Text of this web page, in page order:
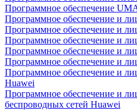
Программное обеспечение
Программное обеспечение и
Программное обеспечение и
Программное обеспечение и
Программное обеспечение и
Программное обеспечение и
Программное обеспечение и
Huawei
Программное обеспечение и
беспроводных сетей Huawei